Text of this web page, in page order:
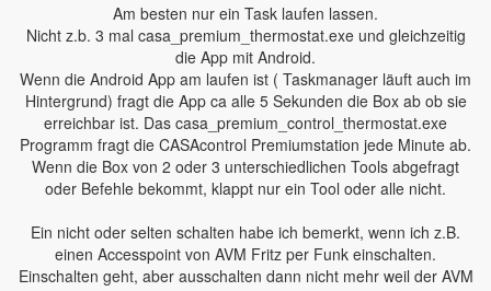
Am besten nur ein Task laufen lassen.
Nicht z.b. 3 mal casa_premium_thermostat.exe und gleichzeitig
die App mit Android.
Wenn die Android App am laufen ist ( Taskmanager läuft auch im
Hintergrund) fragt die App ca alle 5 Sekunden die Box ab ob sie
erreichbar ist. Das casa_premium_control_thermostat.exe
Programm fragt die CASAcontrol Premiumstation jede Minute ab.
Wenn die Box von 2 oder 3 unterschiedlichen Tools abgefragt
oder Befehle bekommt, klappt nur ein Tool oder alle nicht.
Ein nicht oder selten schalten habe ich bemerkt, wenn ich z.B.
einen Accesspoint von AVM Fritz per Funk einschalten.
Einschalten geht, aber ausschalten dann nicht mehr weil der AVM